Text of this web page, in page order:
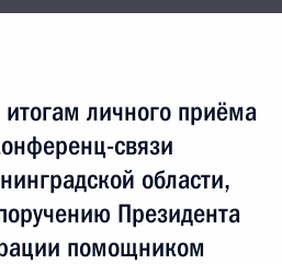
личного приёма
связи
области,
Президента
помощником